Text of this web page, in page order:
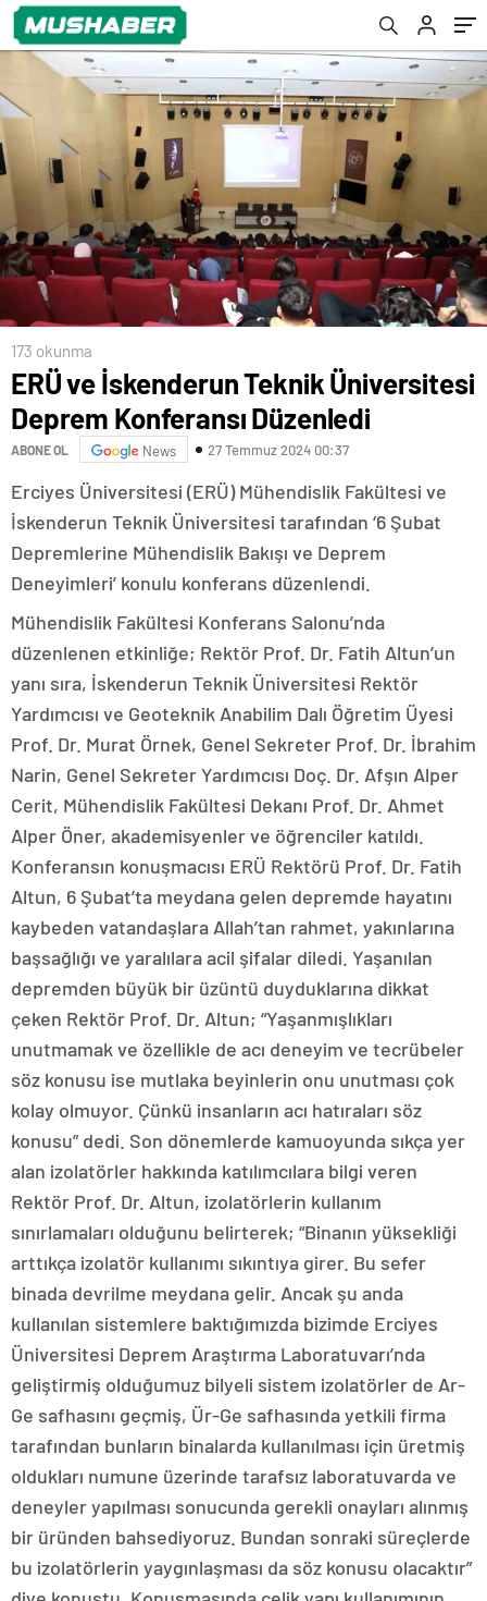
173 okunma
ERÜ ve İskenderun Teknik Üniversitesi
Deprem Konferansı Düzenledi
ABONE OL News 27 Temmuz 2024 00:37
Erciyes Üniversitesi (ERÜ) Mühendislik Fakültesi ve
İskenderun Teknik Üniversitesi tarafından ‘6 Şubat
Depremlerine Mühendislik Bakışı ve Deprem
Deneyimleri’ konulu konferans düzenlendi.
Mühendislik Fakültesi Konferans Salonu’nda
düzenlenen etkinliğe; Rektör Prof. Dr. Fatih Altun’un
yanı sıra, İskenderun Teknik Üniversitesi Rektör
Yardımcısı ve Geoteknik Anabilim Dalı Öğretim Üyesi
Prof. Dr. Murat Örnek, Genel Sekreter Prof. Dr. İbrahim
Narin, Genel Sekreter Yardımcısı Doç. Dr. Afşın Alper
Cerit, Mühendislik Fakültesi Dekanı Prof. Dr. Ahmet
Alper Öner, akademisyenler ve öğrenciler katıldı.
Konferansın konuşmacısı ERÜ Rektörü Prof. Dr. Fatih
Altun, 6 Şubat’ta meydana gelen depremde hayatını
kaybeden vatandaşlara Allah’tan rahmet, yakınlarına
başsağlığı ve yaralılara acil şifalar diledi. Yaşanılan
depremden büyük bir üzüntü duyduklarına dikkat
çeken Rektör Prof. Dr. Altun; “Yaşanmışlıkları
unutmamak ve özellikle de acı deneyim ve tecrübeler
söz konusu ise mutlaka beyinlerin onu unutması çok
kolay olmuyor. Çünkü insanların acı hatıraları söz
konusu” dedi. Son dönemlerde kamuoyunda sıkça yer
alan izolatörler hakkında katılımcılara bilgi veren
Rektör Prof. Dr. Altun, izolatörlerin kullanım
sınırlamaları olduğunu belirterek; “Binanın yüksekliği
arttıkça izolatör kullanımı sıkıntıya girer. Bu sefer
binada devrilme meydana gelir. Ancak şu anda
kullanılan sistemlere baktığımızda bizimde Erciyes
Üniversitesi Deprem Araştırma Laboratuvarı’nda
geliştirmiş olduğumuz bilyeli sistem izolatörler de Ar-
Ge safhasını geçmiş, Ür-Ge safhasında yetkili firma
tarafından bunların binalarda kullanılması için üretmiş
oldukları numune üzerinde tarafsız laboratuvarda ve
deneyler yapılması sonucunda gerekli onayları alınmış
bir üründen bahsediyoruz. Bundan sonraki süreçlerde
bu izolatörlerin yaygınlaşması da söz konusu olacaktır”